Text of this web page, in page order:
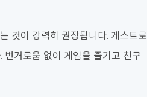
것이 강력히 권장됩니다. 게스트로
거로움 없이 게임을 즐기고 친구